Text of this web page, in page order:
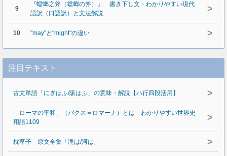
9
『蟷螂之斧（蟷螂の斧）』 書き下し文・わかりやすい現代
語訳（口語訳）と文法解説
>
10 "may"と"might"の違い >
注目テキスト
古文単語「にぎはふ/賑はふ」の意味・解説【ハ行四段活用】 >
「ローマの平和」（パクス＝ロマーナ）とは わかりやすい世界史
用語1109
>
枕草子 原文全集「滝は/河は」 >